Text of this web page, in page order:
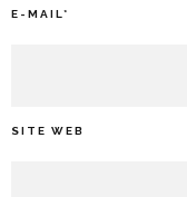
E-MAIL*
SITE WEB